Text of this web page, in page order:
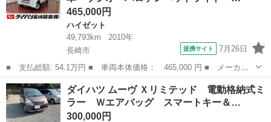
465,000円
ハイゼット
49,793km
2010年
長崎市
提携サイト 7月26日
■ 支払総額: 54.1万円 ■ 車両本体価格： 465,000 円 ■ メーカー
名： ダイハツ ■ 車種名： ハイゼットカーゴ ■ グレード名：
スペシャル 下取車 ラジオ ハロゲンヘッドライト メンテナンス
ノート エア...
長崎 長崎市 ハイゼット
ダイハツ ムーヴ Ｘリミテッド 電動格納式ミ
ラー Ｗエアバッグ スマートキー＆…
300,000円